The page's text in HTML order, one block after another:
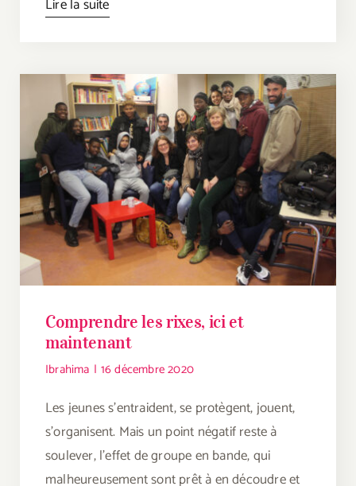
Lire la suite
Comprendre les rixes, ici et
maintenant
Ibrahima | 16 décembre 2020
Les jeunes s’entraident, se protègent, jouent,
s’organisent. Mais un point négatif reste à
soulever, l’effet de groupe en bande, qui
malheureusement sont prêt à en découdre et